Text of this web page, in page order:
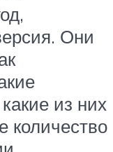
Они
из них
количество